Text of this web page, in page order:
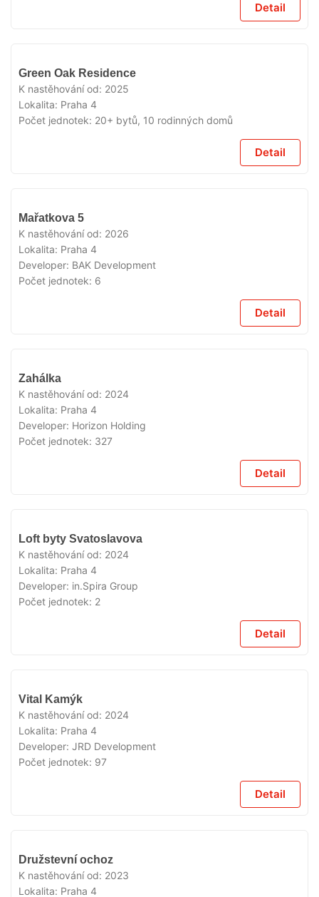
Detail
Green Oak Residence
K nastěhování od: 2025
Lokalita: Praha 4
Počet jednotek: 20+ bytů, 10 rodinných domů
Detail
Mařatkova 5
K nastěhování od: 2026
Lokalita: Praha 4
Developer: BAK Development
Počet jednotek: 6
Detail
Zahálka
K nastěhování od: 2024
Lokalita: Praha 4
Developer: Horizon Holding
Počet jednotek: 327
Detail
Loft byty Svatoslavova
K nastěhování od: 2024
Lokalita: Praha 4
Developer: in.Spira Group
Počet jednotek: 2
Detail
Vital Kamýk
K nastěhování od: 2024
Lokalita: Praha 4
Developer: JRD Development
Počet jednotek: 97
Detail
Družstevní ochoz
K nastěhování od: 2023
Lokalita: Praha 4